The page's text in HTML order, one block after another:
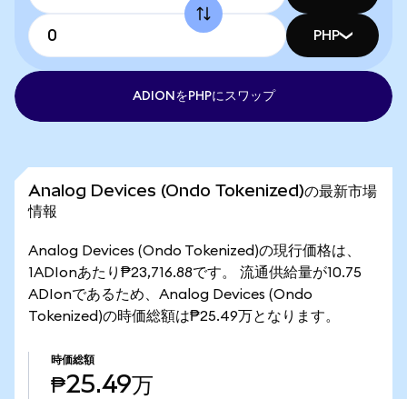
PHP
ADIONをPHPにスワップ
Analog Devices (Ondo Tokenized)の最新市場
情報
Analog Devices (Ondo Tokenized)の現行価格は、
1ADIonあたり₱23,716.88です。 流通供給量が10.75
ADIonであるため、Analog Devices (Ondo
Tokenized)の時価総額は₱25.49万となります。
時価総額
₱25.49万